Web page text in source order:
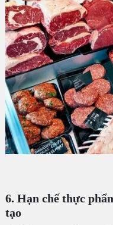
6. Hạn chế thực
tạo